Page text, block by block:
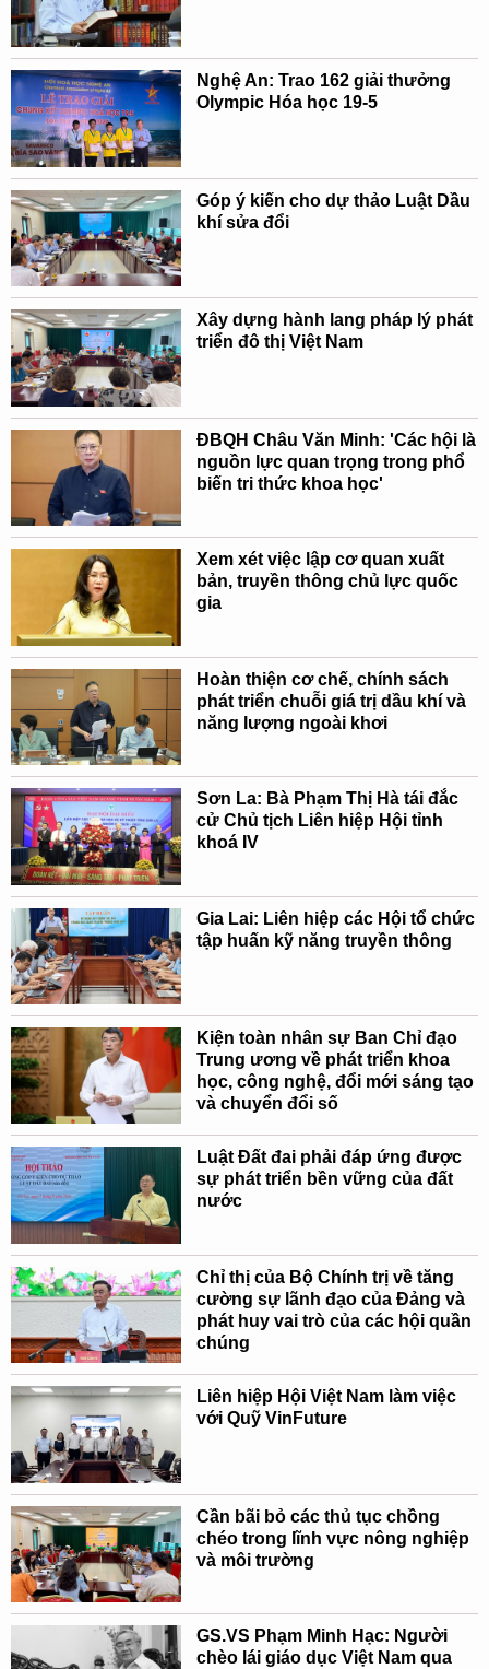
Nghệ An: Trao 162 giải thưởng
Olympic Hóa học 19-5
Góp ý kiến cho dự thảo Luật Dầu
khí sửa đổi
Xây dựng hành lang pháp lý phát
triển đô thị Việt Nam
ĐBQH Châu Văn Minh: 'Các hội là
nguồn lực quan trọng trong phổ
biến tri thức khoa học'
Xem xét việc lập cơ quan xuất
bản, truyền thông chủ lực quốc
gia
Hoàn thiện cơ chế, chính sách
phát triển chuỗi giá trị dầu khí và
năng lượng ngoài khơi
Sơn La: Bà Phạm Thị Hà tái đắc
cử Chủ tịch Liên hiệp Hội tỉnh
khoá IV
Gia Lai: Liên hiệp các Hội tổ chức
tập huấn kỹ năng truyền thông
Kiện toàn nhân sự Ban Chỉ đạo
Trung ương về phát triển khoa
học, công nghệ, đổi mới sáng tạo
và chuyển đổi số
Luật Đất đai phải đáp ứng được
sự phát triển bền vững của đất
nước
Chỉ thị của Bộ Chính trị về tăng
cường sự lãnh đạo của Đảng và
phát huy vai trò của các hội quần
chúng
Liên hiệp Hội Việt Nam làm việc
với Quỹ VinFuture
Cần bãi bỏ các thủ tục chồng
chéo trong lĩnh vực nông nghiệp
và môi trường
GS.VS Phạm Minh Hạc: Người
chèo lái giáo dục Việt Nam qua